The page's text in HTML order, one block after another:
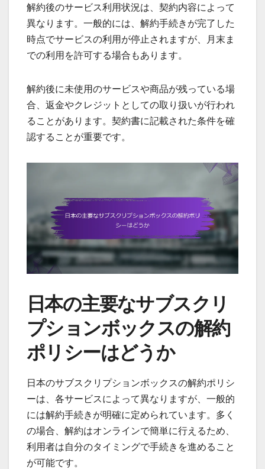
解約後のサービス利用状況は、契約内容によって
異なります。一般的には、解約手続きが完了した
時点でサービスの利用が停止されますが、月末ま
での利用を許可する場合もあります。
解約後に未使用のサービスや商品が残っている場
合、返金やクレジットとしての取り扱いが行われ
ることがあります。契約書に記載された条件を確
認することが重要です。
日本の主要なサブスクリ
プションボックスの解約
ポリシーはどうか
日本のサブスクリプションボックスの解約ポリシ
ーは、各サービスによって異なりますが、一般的
には解約手続きが明確に定められています。多く
の場合、解約はオンラインで簡単に行えるため、
利用者は自分のタイミングで手続きを進めること
が可能です。